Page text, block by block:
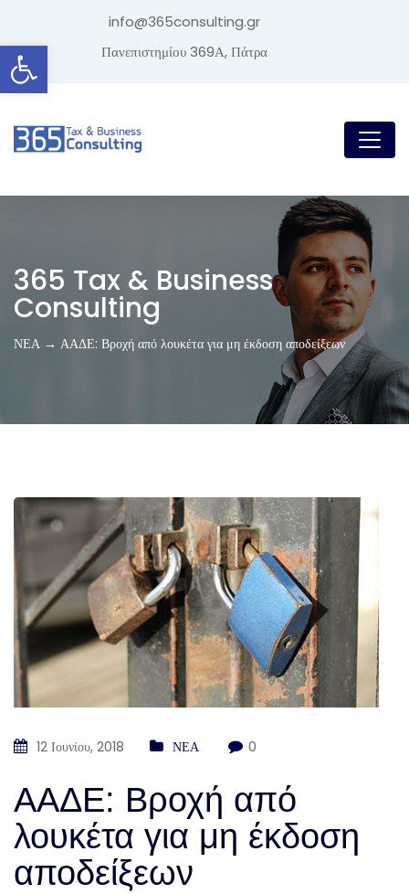
Ανοίξτε τη γραμμή εργαλείων
info@365consulting.gr
Πανεπιστημίου 369Α, Πάτρα
365 Tax & Business
Consulting
ΝΕΑ → ΑΑΔΕ: Βροχή από λουκέτα για μη έκδοση αποδείξεων
12 Ιουνίου, 2018 ΝΕΑ 0
ΑΑΔΕ: Βροχή από
λουκέτα για μη έκδοση
αποδείξεων